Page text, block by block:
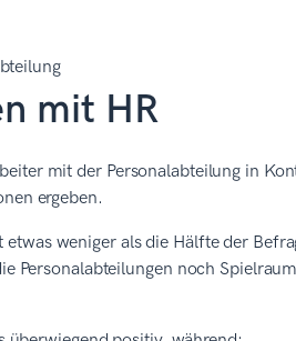
mit HR
mit der Personalabteilung in
ergeben.
weniger als die Hälfte der
Personalabteilungen noch